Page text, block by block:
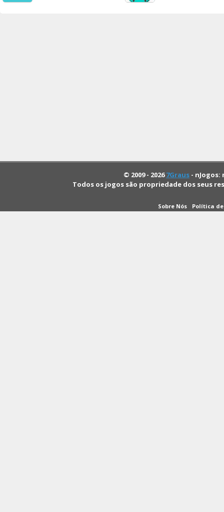
© 2009 - 20267Graus -
Todos os jogos são propriedade dos seus
Sobre Nós Política